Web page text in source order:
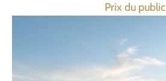
Prix du public